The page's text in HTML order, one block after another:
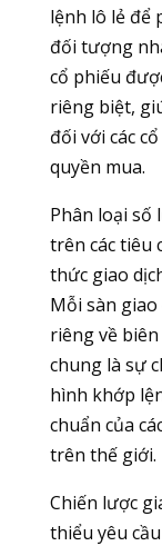
lệnh lô lẻ để
đối tượng
cổ phiếu
riêng biệt,
đối với các
quyền mua.
Phân loại số
trên các tiêu
thức giao
Mỗi sàn
riêng về
chung là sự
hình khớp
chuẩn của
trên thế giới.
Chiến lược
thiểu yêu